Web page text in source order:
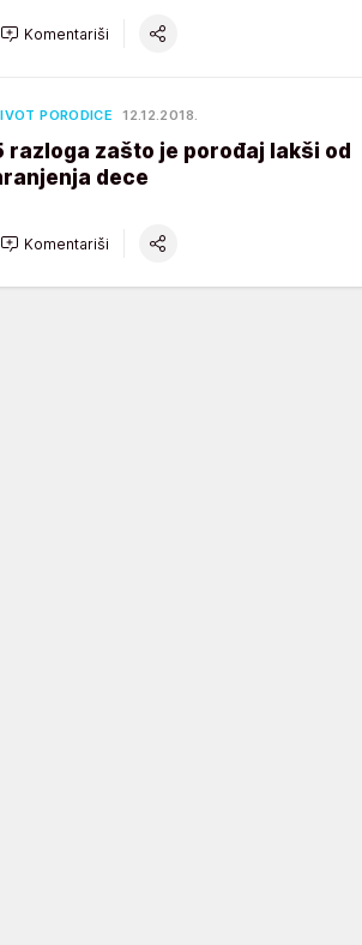
Komentariši
PORODICE 12.12.2018.
razloga zašto je porođaj lakši od
dece
Komentariši